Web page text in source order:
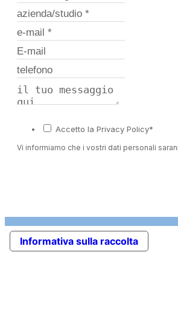
Accetto la Privacy Policy*
Vi informiamo che i vostri dati personali
Informativa sulla raccolta